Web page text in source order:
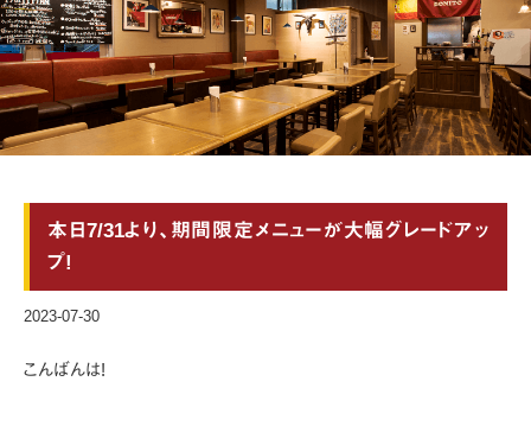
本日7/31より、期間限定メニューが大幅グレードアッ
プ!
2023-07-30
こんばんは!